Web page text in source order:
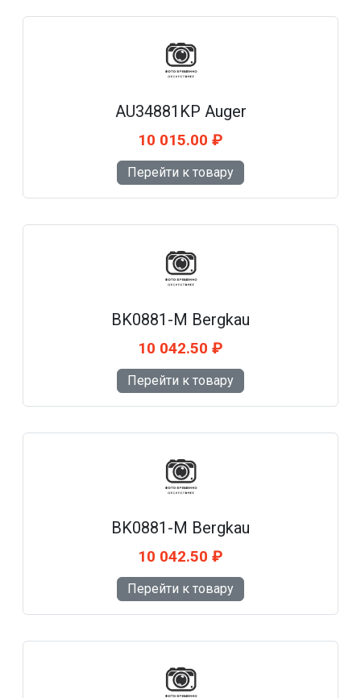
AU34881KP Auger
10 015.00 ₽
Перейти к товару
BK0881-M Bergkau
10 042.50 ₽
Перейти к товару
BK0881-M Bergkau
10 042.50 ₽
Перейти к товару